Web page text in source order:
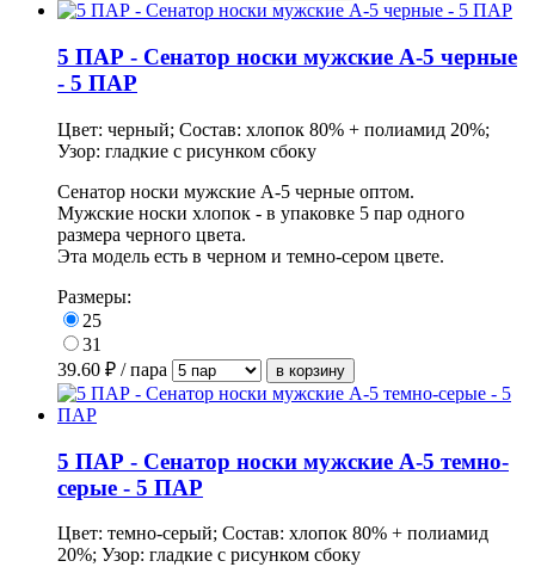
5 ПАР - Сенатор носки мужские А-5 черные
- 5 ПАР
Цвет: черный; Состав: хлопок 80% + полиамид 20%;
Узор: гладкие с рисунком сбоку
Сенатор носки мужские А-5 черные оптом.
Мужские носки хлопок - в упаковке 5 пар одного
размера черного цвета.
Эта модель есть в черном и темно-сером цвете.
Размеры:
25
31
39.60 ₽ / пара
5 ПАР - Сенатор носки мужские А-5 темно-
серые - 5 ПАР
Цвет: темно-серый; Состав: хлопок 80% + полиамид
20%; Узор: гладкие с рисунком сбоку